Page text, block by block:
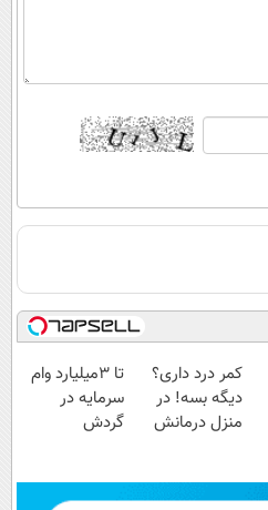
کمر درد داری؟
دیگه بسه! در
منزل درمانش
تا 3میلیارد وام
سرمایه در
گردش
ثبت کن